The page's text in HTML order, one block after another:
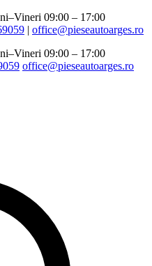
09:00 – 17:00
| office@pieseautoarges.ro
09:00 – 17:00
office@pieseautoarges.ro